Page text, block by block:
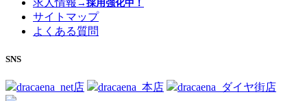
→採用強化中！
サイトマップ
よくある質問
SNS
dracaena_net店 dracaena_本店 dracaena_ダイヤ街店